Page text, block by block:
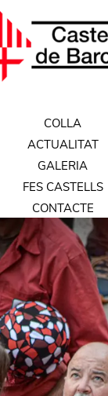
COLLA
ACTUALITAT
GALERIA
FES CASTELLS
CONTACTE